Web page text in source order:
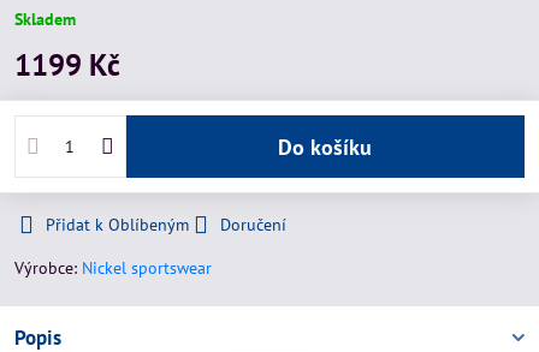
Skladem
1199 Kč
Do košíku
Přidat k Oblíbeným
Doručení
Výrobce: Nickel sportswear
Popis